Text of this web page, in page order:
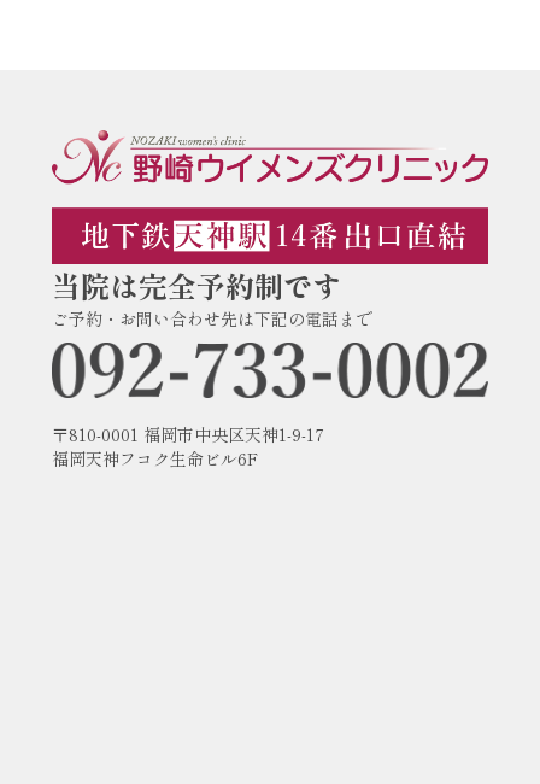
当院は完全予約制です
ご予約・お問い合わせ先は下記の電話まで
〒810-0001 福岡市中央区天神1-9-17
福岡天神フコク生命ビル6F